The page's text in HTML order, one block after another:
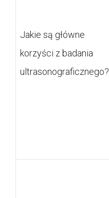
Jakie są główne
korzyści z badania
ultrasonograficznego?